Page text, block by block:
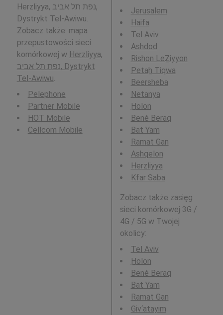
Herzliyya, נפת תל אביב,
Dystrykt Tel-Awiwu.
Zobacz także: mapa
przepustowości sieci
komórkowej w Herzliyya,
נפת תל אביב, Dystrykt
Tel-Awiwu
Pelephone
Partner Mobile
HOT Mobile
Cellcom Mobile
Jerusalem
Haifa
Tel Aviv
Ashdod
Rishon LeẔiyyon
Petaẖ Tiqwa
Beersheba
Netanya
H̱olon
Bené Beraq
Bat Yam
Ramat Gan
Ashqelon
Herzliyya
Kfar Saba
Zobacz także zasięg
sieci komórkowej 3G /
4G / 5G w Twojej
okolicy:
Tel Aviv
H̱olon
Bené Beraq
Bat Yam
Ramat Gan
Giv‘atayim